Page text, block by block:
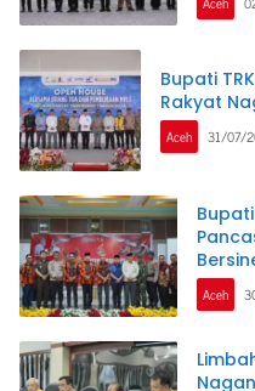
Bupati
Rakyat
Aceh 31/07/
Aceh